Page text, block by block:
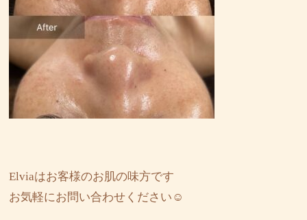
Elviaはお客様のお肌の味方です
お気軽にお問い合わせください☺